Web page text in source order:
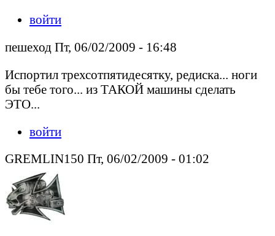
войти
пешеход Пт, 06/02/2009 - 16:48
Испортил трехсотпятидесятку, редиска... ноги
бы тебе того... из ТАКОЙ машины сделать
ЭТО...
войти
GREMLIN150 Пт, 06/02/2009 - 01:02